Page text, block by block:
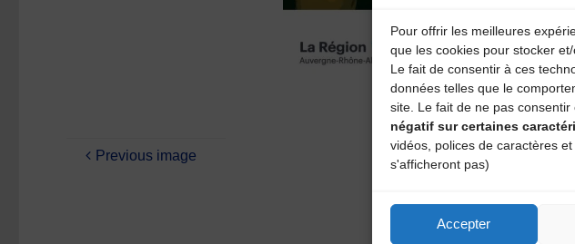
Pour offrir les meilleures
que les cookies pour stocker
Le fait de consentir à ces
données telles que le
site. Le fait de ne pas
négatif sur certaines
vidéos, polices de caractères
s'afficheront pas)
Accepter
Previous image